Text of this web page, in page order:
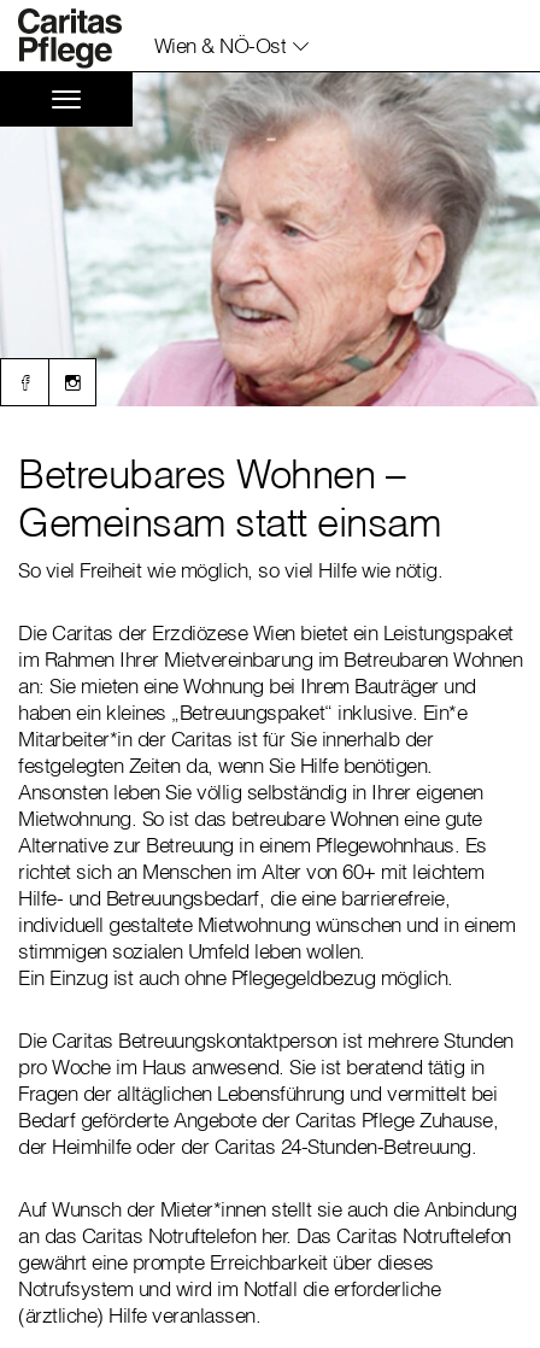
Wien & NÖ-Ost
Betreubares Wohnen –
Gemeinsam statt einsam
So viel Freiheit wie möglich, so viel Hilfe wie nötig.
Die Caritas der Erzdiözese Wien bietet ein Leistungspaket
im Rahmen Ihrer Mietvereinbarung im Betreubaren Wohnen
an: Sie mieten eine Wohnung bei Ihrem Bauträger und
haben ein kleines „Betreuungspaket“ inklusive. Ein*e
Mitarbeiter*in der Caritas ist für Sie innerhalb der
festgelegten Zeiten da, wenn Sie Hilfe benötigen.
Ansonsten leben Sie völlig selbständig in Ihrer eigenen
Mietwohnung. So ist das betreubare Wohnen eine gute
Alternative zur Betreuung in einem Pflegewohnhaus. Es
richtet sich an Menschen im Alter von 60+ mit leichtem
Hilfe- und Betreuungsbedarf, die eine barrierefreie,
individuell gestaltete Mietwohnung wünschen und in einem
stimmigen sozialen Umfeld leben wollen.
Ein Einzug ist auch ohne Pflegegeldbezug möglich.
Die Caritas Betreuungskontaktperson ist mehrere Stunden
pro Woche im Haus anwesend. Sie ist beratend tätig in
Fragen der alltäglichen Lebensführung und vermittelt bei
Bedarf geförderte Angebote der Caritas Pflege Zuhause,
der Heimhilfe oder der Caritas 24-Stunden-Betreuung.
Auf Wunsch der Mieter*innen stellt sie auch die Anbindung
an das Caritas Notruftelefon her. Das Caritas Notruftelefon
gewährt eine prompte Erreichbarkeit über dieses
Notrufsystem und wird im Notfall die erforderliche
(ärztliche) Hilfe veranlassen.